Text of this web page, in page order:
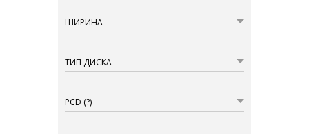
ШИРИНА
ТИП ДИСКА
PCD (?)